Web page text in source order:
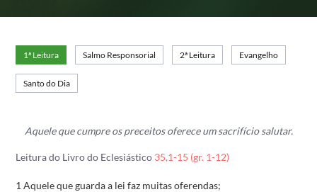
1ª Leitura Salmo Responsorial 2ª Leitura Evangelho
Santo do Dia
Aquele que cumpre os preceitos oferece um sacrifício salutar.
Leitura do Livro do Eclesiástico 35,1-15 (gr. 1-12)
1 Aquele que guarda a lei faz muitas oferendas;